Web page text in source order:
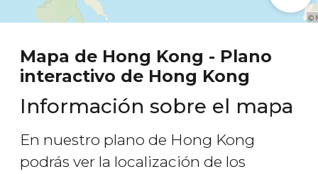
Mapa de Hong Kong - Plano
interactivo de Hong Kong
Información sobre el mapa
En nuestro plano de Hong Kong
podrás ver la localización de los